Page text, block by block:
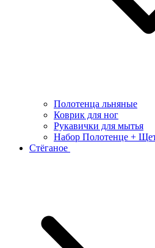
Полотенца льняные
Коврик для ног
Рукавички для мытья
Набор Полотенце +
Стёганое